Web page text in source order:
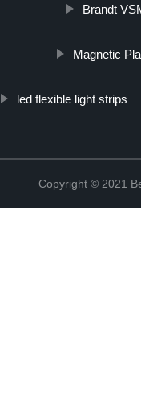
Brandt
Magnetic
led flexible light strips
Copyright © 2021